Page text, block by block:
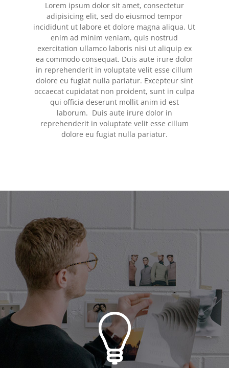
Lorem ipsum dolor sit amet, consectetur
adipisicing elit, sed do eiusmod tempor
incididunt ut labore et dolore magna aliqua. Ut
enim ad minim veniam, quis nostrud
exercitation ullamco laboris nisi ut aliquip ex
ea commodo consequat. Duis aute irure dolor
in reprehenderit in voluptate velit esse cillum
dolore eu fugiat nulla pariatur. Excepteur sint
occaecat cupidatat non proident, sunt in culpa
qui officia deserunt mollit anim id est
laborum. Duis aute irure dolor in
reprehenderit in voluptate velit esse cillum
dolore eu fugiat nulla pariatur.